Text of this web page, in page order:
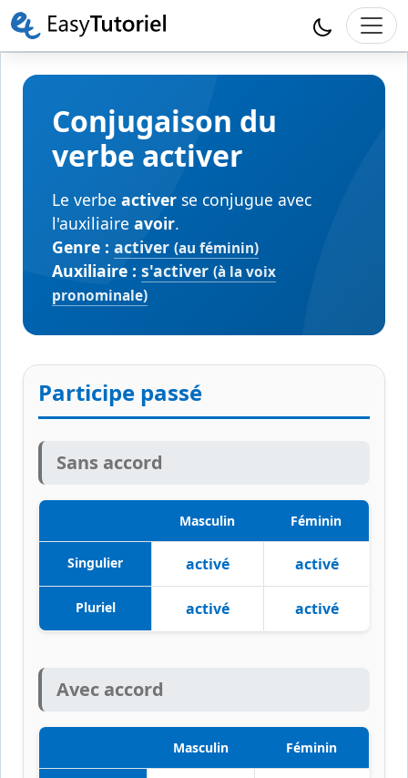
Conjugaison du
verbe activer
Le verbe activer se conjugue avec
l'auxiliaire avoir.
Genre : activer (au féminin)
Auxiliaire : s'activer (à la voix
pronominale)
Participe passé
Sans accord
Masculin Féminin
Singulier activé activé
Pluriel activé activé
Avec accord
Masculin Féminin